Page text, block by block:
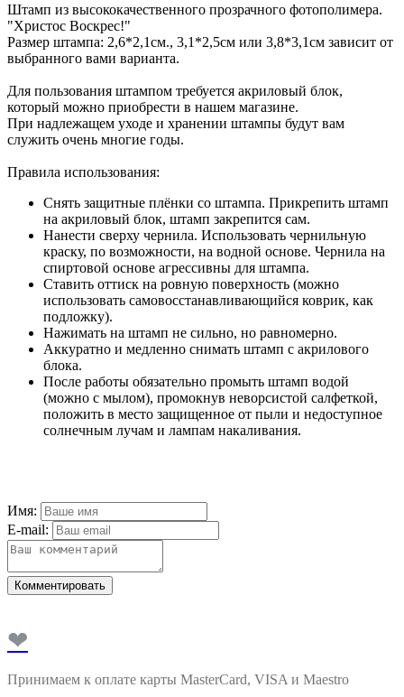
Штамп из высококачественного прозрачного фотополимера.
"Христос Воскрес!"
Размер штампа: 2,6*2,1см., 3,1*2,5см или 3,8*3,1см зависит от
выбранного вами варианта.
Для пользования штампом требуется акриловый блок,
который можно приобрести в нашем магазине.
При надлежащем уходе и хранении штампы будут вам
служить очень многие годы.
Правила использования:
Снять защитные плёнки со штампа. Прикрепить штамп
на акриловый блок, штамп закрепится сам.
Нанести сверху чернила. Использовать чернильную
краску, по возможности, на водной основе. Чернила на
спиртовой основе агрессивны для штампа.
Ставить оттиск на ровную поверхность (можно
использовать самовосстанавливающийся коврик, как
подложку).
Нажимать на штамп не сильно, но равномерно.
Аккуратно и медленно снимать штамп с акрилового
блока.
После работы обязательно промыть штамп водой
(можно с мылом), промокнув неворсистой салфеткой,
положить в место защищенное от пыли и недоступное
солнечным лучам и лампам накаливания.
Имя:
E-mail:
Комментировать
❤
Принимаем к оплате карты MasterCard, VISA и Maestro